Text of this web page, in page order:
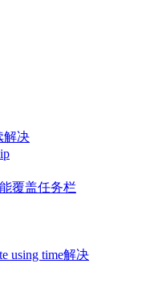
解决
覆盖任务栏
using time解决